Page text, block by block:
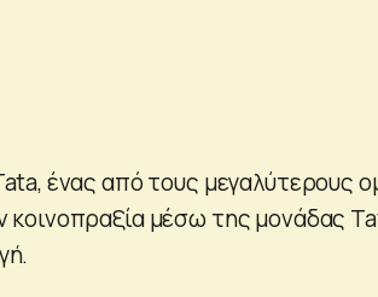
ένας από τους μεγαλύτερους
κοινοπραξία μέσω της μονάδας